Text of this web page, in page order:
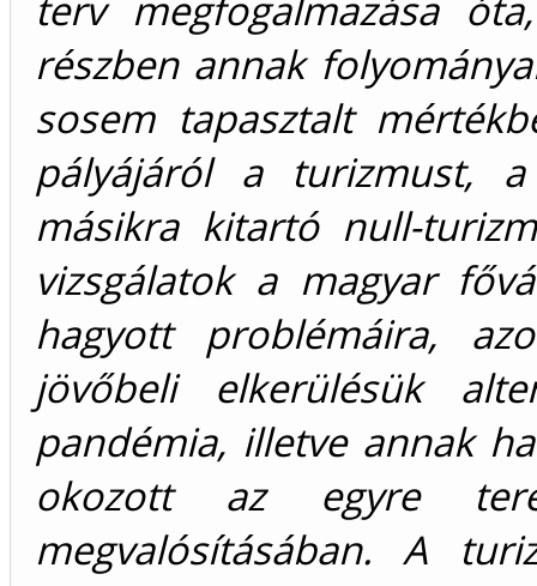
részben annak
sosem tapasztalt
pályájáról a turizmust,
másikra kitartó null-
vizsgálatok a magyar
hagyott problémáira,
jövőbeli elkerülésük
pandémia, illetve annak
okozott az egyre
megvalósításában. A